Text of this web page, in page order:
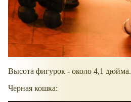
Высота фигурок - около 4,1 дюйма.
Черная кошка: